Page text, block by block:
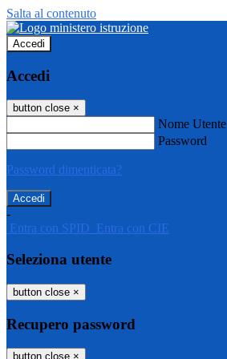
Salta al contenuto
Accedi
Accedi
button close ×
Nome Utente
Password
Password dimenticata?
-
Entra con SPID Entra con CIE
Seleziona utente
button close ×
Recupero password
button close ×